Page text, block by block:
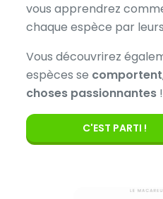
vous apprendrez
chaque espèce par leurs
Vous découvrirez
espèces se comportent
choses passionnantes !
C'EST PARTI !